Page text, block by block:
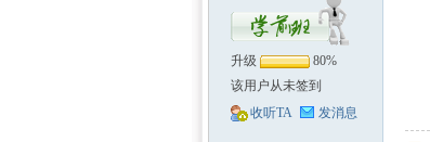
升级
80%
该用户从未签到
收听TA
发消息